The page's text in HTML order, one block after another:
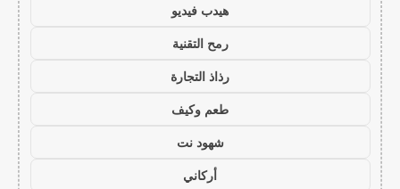
هيدب فيديو
رمح التقنية
رذاذ التجارة
طعم وكيف
شهود نت
أركاني